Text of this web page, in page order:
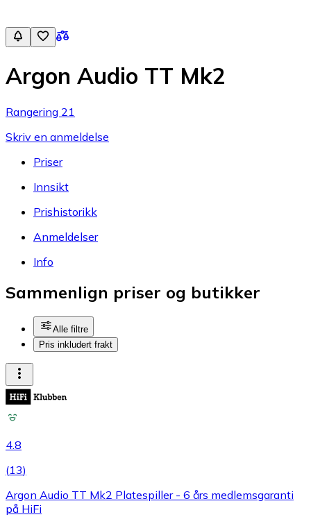
Argon Audio TT Mk2
Rangering 21
Skriv en anmeldelse
Priser
Innsikt
Prishistorikk
Anmeldelser
Info
Sammenlign priser og butikker
Alle filtre
Pris inkludert frakt
4.8
(13)
Argon Audio TT Mk2 Platespiller - 6 års medlemsgaranti
på HiFi